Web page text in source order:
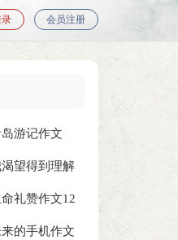
会员注册
游记作文
】
望得到理解
集15篇
礼赞作文12
的手机作文